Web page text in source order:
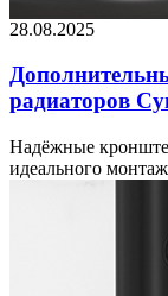
28.08.2025
радиаторов
Надёжные
идеального